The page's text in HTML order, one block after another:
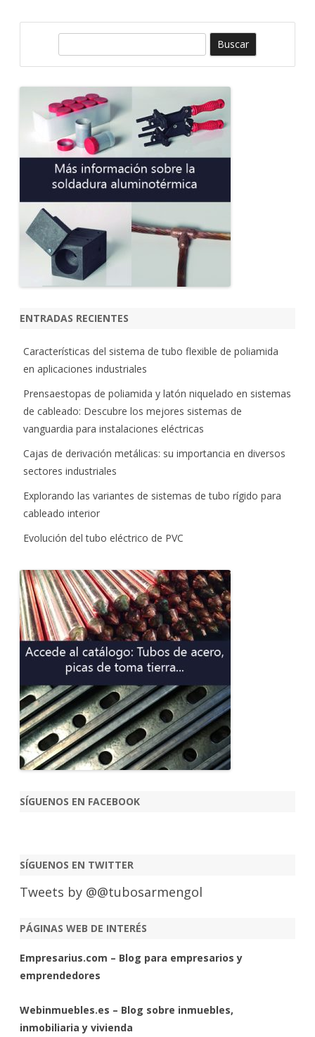
ENTRADAS RECIENTES
Características del sistema de tubo flexible de poliamida
en aplicaciones industriales
Prensaestopas de poliamida y latón niquelado en sistemas
de cableado: Descubre los mejores sistemas de
vanguardia para instalaciones eléctricas
Cajas de derivación metálicas: su importancia en diversos
sectores industriales
Explorando las variantes de sistemas de tubo rígido para
cableado interior
Evolución del tubo eléctrico de PVC
SÍGUENOS EN FACEBOOK
SÍGUENOS EN TWITTER
Tweets by @@tubosarmengol
PÁGINAS WEB DE INTERÉS
Empresarius.com – Blog para empresarios y
emprendedores
Webinmuebles.es – Blog sobre inmuebles,
inmobiliaria y vivienda